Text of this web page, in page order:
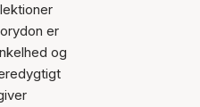
er
og